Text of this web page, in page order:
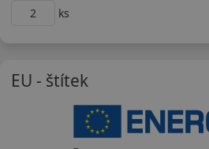
ks
EU - štítek